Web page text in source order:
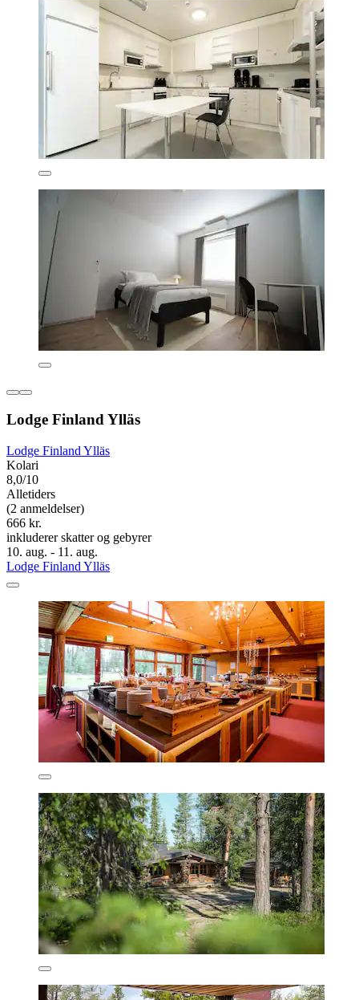
Lodge Finland Ylläs
Lodge Finland Ylläs
Kolari
8,0/10
Alletiders
(2 anmeldelser)
666 kr.
inkluderer skatter og gebyrer
10. aug. - 11. aug.
Lodge Finland Ylläs